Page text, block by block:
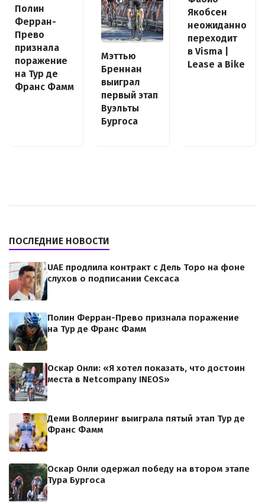
Полин
Ферран-
Прево
признала
поражение
на Тур де
Франс Фамм
Мэттью
Бреннан
выиграл
первый этап
Вуэльты
Бургоса
Якобсен
неожиданно
переходит
в Visma |
Lease a Bike
ПОСЛЕДНИЕ НОВОСТИ
UAE продлила контракт с Дель Торо на фоне
слухов о подписании Сексаса
Полин Ферран-Прево признала поражение
на Тур де Франс Фамм
Оскар Онли: «Я хотел показать, что достоин
места в Netcompany INEOS»
Деми Воллеринг выиграла пятый этап Тур де
Франс Фамм
Оскар Онли одержал победу на втором этапе
Тура Бургоса